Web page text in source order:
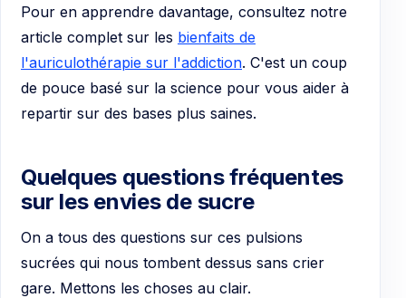
Pour en apprendre davantage, consultez notre
article complet sur les bienfaits de
l'auriculothérapie sur l'addiction. C'est un coup
de pouce basé sur la science pour vous aider à
repartir sur des bases plus saines.
Quelques questions fréquentes
sur les envies de sucre
On a tous des questions sur ces pulsions
sucrées qui nous tombent dessus sans crier
gare. Mettons les choses au clair.